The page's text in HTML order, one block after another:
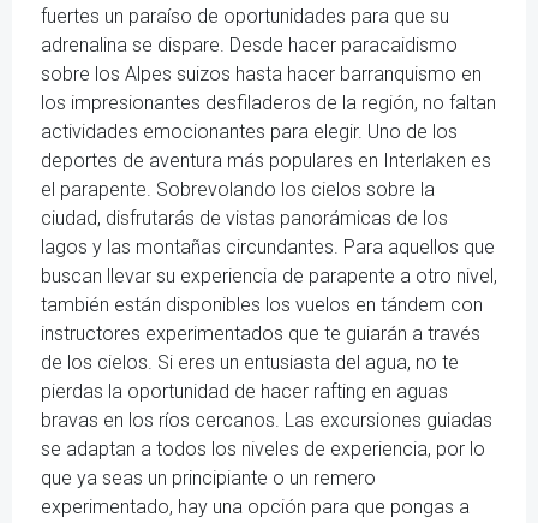
fuertes un paraíso de oportunidades para que su
adrenalina se dispare. Desde hacer paracaidismo
sobre los Alpes suizos hasta hacer barranquismo en
los impresionantes desfiladeros de la región, no faltan
actividades emocionantes para elegir. Uno de los
deportes de aventura más populares en Interlaken es
el parapente. Sobrevolando los cielos sobre la
ciudad, disfrutarás de vistas panorámicas de los
lagos y las montañas circundantes. Para aquellos que
buscan llevar su experiencia de parapente a otro nivel,
también están disponibles los vuelos en tándem con
instructores experimentados que te guiarán a través
de los cielos. Si eres un entusiasta del agua, no te
pierdas la oportunidad de hacer rafting en aguas
bravas en los ríos cercanos. Las excursiones guiadas
se adaptan a todos los niveles de experiencia, por lo
que ya seas un principiante o un remero
experimentado, hay una opción para que pongas a